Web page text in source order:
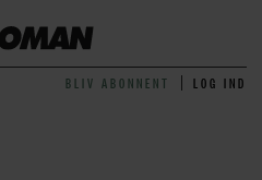
BLIV ABONNENT LOG IND